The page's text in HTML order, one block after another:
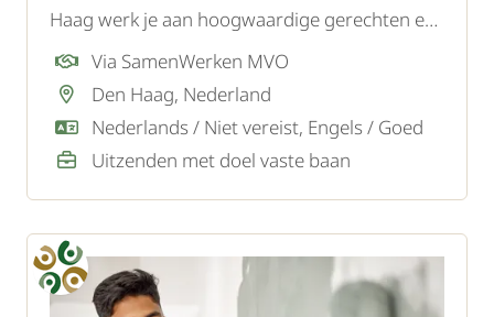
Haag werk je aan hoogwaardige gerechten en
draag je bij aan een unieke culinaire beleving
voor gasten.
Via SamenWerken MVO
Den Haag, Nederland
Nederlands / Niet vereist, Engels / Goed
Uitzenden met doel vaste baan